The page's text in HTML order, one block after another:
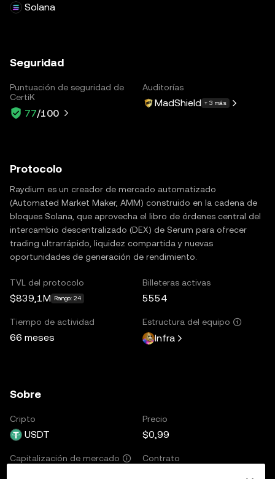
Solana
Seguridad
Puntuación de seguridad de
CertiK
77/100
Auditorías
MadShield + 3 más
Protocolo
Raydium es un creador de mercado automatizado
(Automated Market Maker, AMM) construido en la cadena de
bloques Solana, que aprovecha el libro de órdenes central del
intercambio descentralizado (DEX) de Serum para ofrecer
trading ultrarrápido, liquidez compartida y nuevas
oportunidades de generación de rendimiento.
TVL del protocolo
$839,1M Rango: 24
Billeteras activas
5554
Tiempo de actividad
66 meses
Estructura del equipo
Infra
Sobre
Cripto
USDT
Precio
$0,99
Capitalización de mercado Contrato